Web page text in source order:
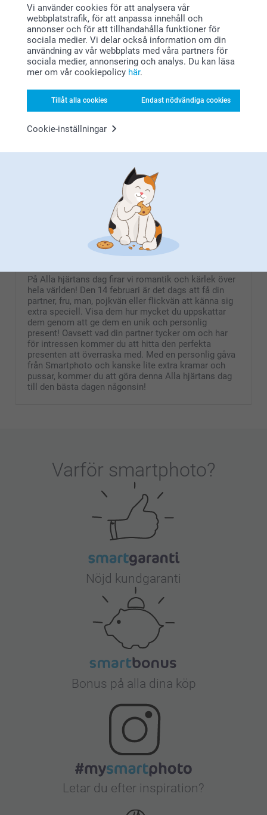
Vi använder cookies för att analysera vår
webbplatstrafik, för att anpassa innehåll och
annonser och för att tillhandahålla funktioner för
sociala medier. Vi delar också information om din
användning av vår webbplats med våra partners för
sociala medier, annonsering och analys. Du kan läsa
mer om vår cookiepolicy här.
Tillåt alla cookies Endast nödvändiga cookies
Cookie-inställningar
L-XL
58-60 cm
återkoppling från nöjda kunder 🥰
Ha en fin dag!
Varma hälsningar,
Helene @smartphoto
Lars bleb super glad
Visa reaktioner
2025-12-30
12:42
Hej,
Så härligt att läsa, tack för ditt fina omdöme, vi är
glada att ha dig som kund!
Pernilla @smartphoto
Relaterade produkter
Shoppingkasse
3 varianter
Från 169,00
Truckerkeps
9 varianter
Fiskehatt med egen text
2 varianter
299,00
Alla hjärtans dag-presenter
På Alla hjärtans dag firar vi romantik och kärlek över
hela världen! Den 14 februari är det dags att få din
partner, fru, man, pojkvän eller flickvän att känna sig
extra speciell. Visa dem hur mycket du uppskattar
dem genom att ge dem en unik och personlig
present! Oavsett vad din partner tycker om och har
för intressen kommer du att hitta den perfekta
presenten att överraska med. Med en personlig gåva
från Smartphoto och kanske lite extra kramar och
pussar, kommer du att göra denna Alla hjärtans dag
till den bästa dagen någonsin!
Varför smartphoto?
Nöjd kundgaranti
Bonus på alla dina köp
Letar du efter inspiration?